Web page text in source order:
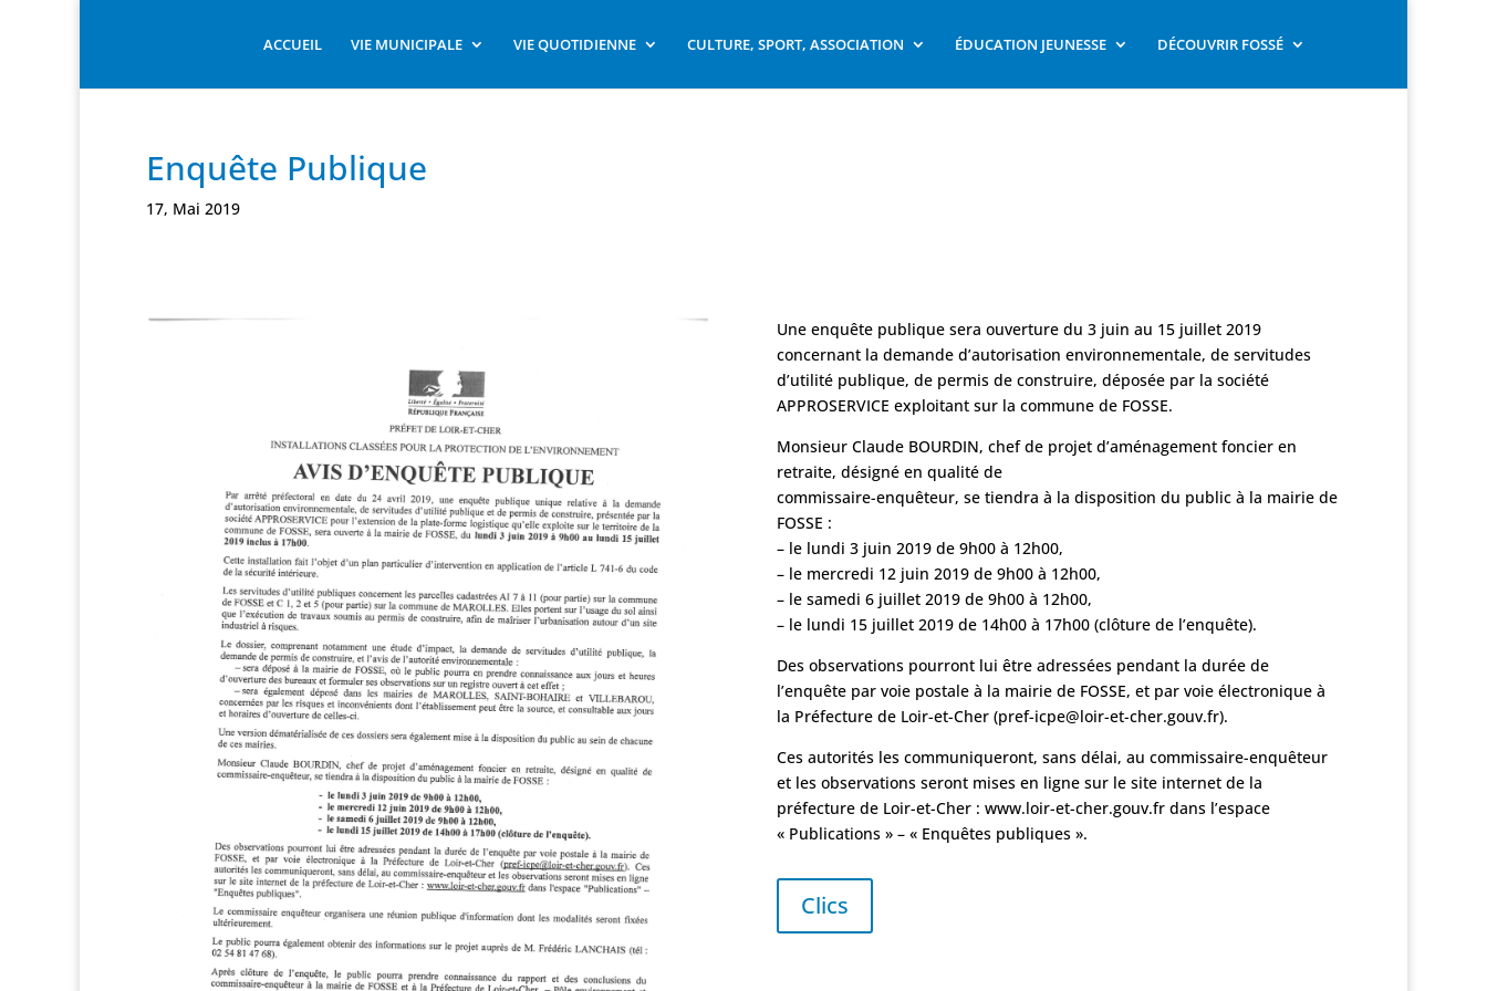
ACCUEIL VIE MUNICIPALE VIE QUOTIDIENNE CULTURE, SPORT, ASSOCIATION ÉDUCATION JEUNESSE DÉCOUVRIR FOSSÉ
Enquête Publique
17, Mai 2019
Une enquête publique sera ouverture du 3 juin au 15 juillet 2019
concernant la demande d’autorisation environnementale, de servitudes
d’utilité publique, de permis de construire, déposée par la société
APPROSERVICE exploitant sur la commune de FOSSE.
Monsieur Claude BOURDIN, chef de projet d’aménagement foncier en
retraite, désigné en qualité de
commissaire-enquêteur, se tiendra à la disposition du public à la mairie de
FOSSE :
– le lundi 3 juin 2019 de 9h00 à 12h00,
– le mercredi 12 juin 2019 de 9h00 à 12h00,
– le samedi 6 juillet 2019 de 9h00 à 12h00,
– le lundi 15 juillet 2019 de 14h00 à 17h00 (clôture de l’enquête).
Des observations pourront lui être adressées pendant la durée de
l’enquête par voie postale à la mairie de FOSSE, et par voie électronique à
la Préfecture de Loir-et-Cher (pref-icpe@loir-et-cher.gouv.fr).
Ces autorités les communiqueront, sans délai, au commissaire-enquêteur
et les observations seront mises en ligne sur le site internet de la
préfecture de Loir-et-Cher : www.loir-et-cher.gouv.fr dans l’espace
« Publications » – « Enquêtes publiques ».
Clics